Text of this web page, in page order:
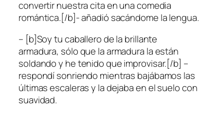
convertir nuestra cita en una comedia
romántica.[/b]- añadió sacándome la lengua.
– [b]Soy tu caballero de la brillante
armadura, sólo que la armadura la están
soldando y he tenido que improvisar.[/b] –
respondí sonriendo mientras bajábamos las
últimas escaleras y la dejaba en el suelo con
suavidad.